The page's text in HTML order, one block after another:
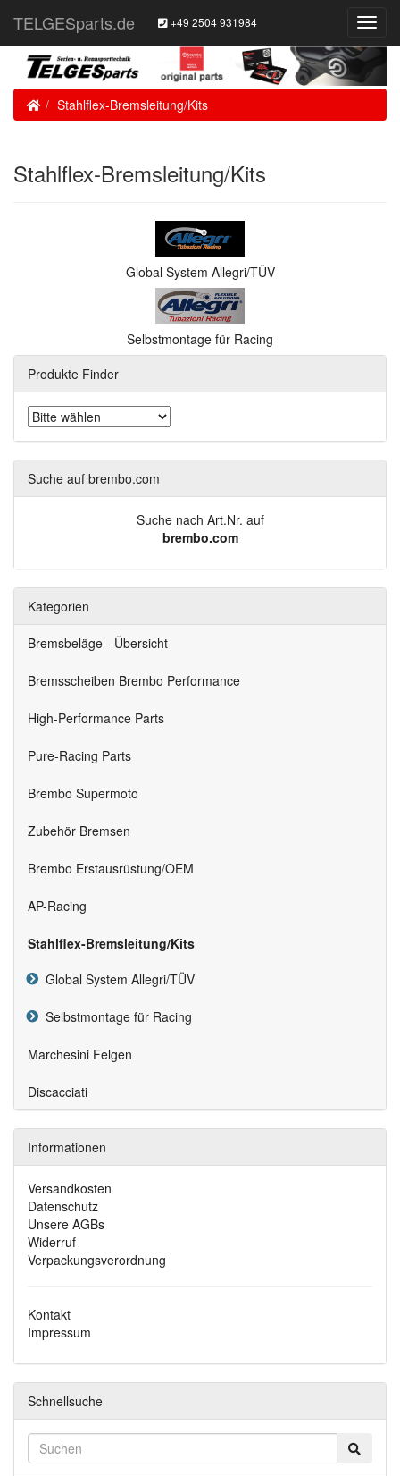
TELGESparts.de +49 2504 931984
HomeStahlflex-Bremsleitung/Kits
Stahlflex-Bremsleitung/Kits
Global System Allegri/TÜV
Selbstmontage für Racing
Produkte Finder
Suche auf brembo.com
Suche nach Art.Nr. auf
brembo.com
Kategorien
Bremsbeläge - Übersicht
Bremsscheiben Brembo Performance
High-Performance Parts
Pure-Racing Parts
Brembo Supermoto
Zubehör Bremsen
Brembo Erstausrüstung/OEM
AP-Racing
Stahlflex-Bremsleitung/Kits
Global System Allegri/TÜV
Selbstmontage für Racing
Marchesini Felgen
Discacciati
Informationen
Versandkosten
Datenschutz
Unsere AGBs
Widerruf
Verpackungsverordnung
Kontakt
Impressum
Schnellsuche